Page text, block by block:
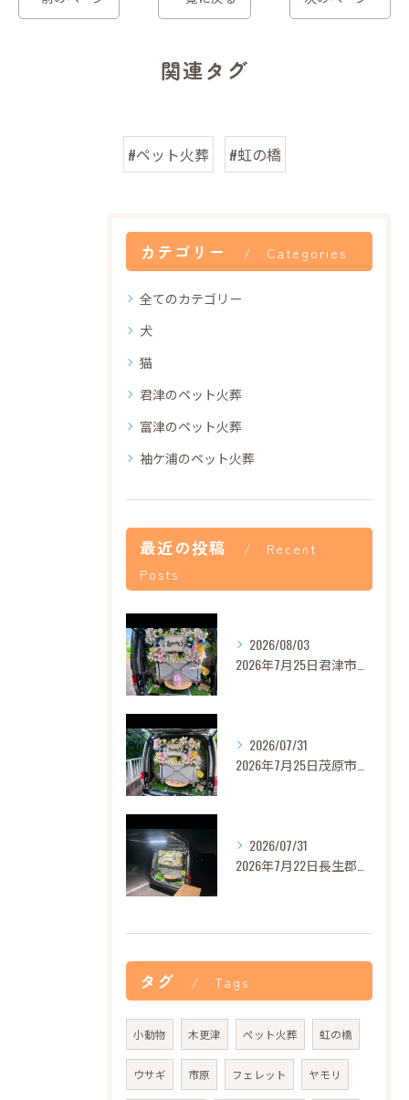
関連タグ
#ペット火葬 #虹の橋
カテゴリー Categories
全てのカテゴリー
犬
猫
君津のペット火葬
富津のペット火葬
袖ケ浦のペット火葬
最近の投稿
Recent
Posts
2026/08/03
2026/07/31
2026/07/31
タグ Tags
小動物 木更津 ペット火葬 虹の橋
ウサギ 市原 フェレット ヤモリ